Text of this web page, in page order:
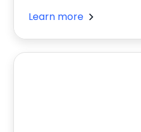
Learn more